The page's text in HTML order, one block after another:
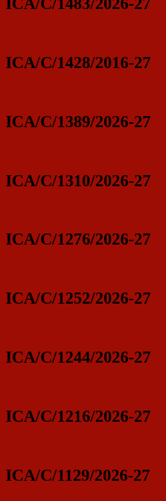
ICA/C/1428/2016-27
ICA/C/1389/2026-27
ICA/C/1310/2026-27
ICA/C/1276/2026-27
ICA/C/1252/2026-27
ICA/C/1244/2026-27
ICA/C/1216/2026-27
ICA/C/1129/2026-27